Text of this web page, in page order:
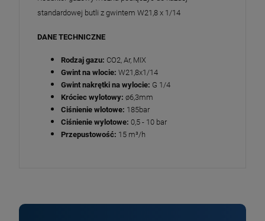
standardowej butli z gwintem W21,8 x 1/14
DANE TECHNICZNE
Rodzaj gazu: CO2, Ar, MIX
Gwint na wlocie: W21,8x1/14
Gwint nakrętki na wylocie: G 1/4
Króciec wylotowy: ø6,3mm
Ciśnienie wlotowe: 185bar
Ciśnienie wylotowe: 0,5 - 10 bar
Przepustowość: 15 m³/h